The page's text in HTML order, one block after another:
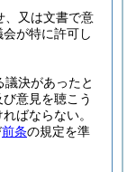
、又は文書で意
が特に許可し
決があったと
意見を聴こう
ばならない。
前条の規定を準